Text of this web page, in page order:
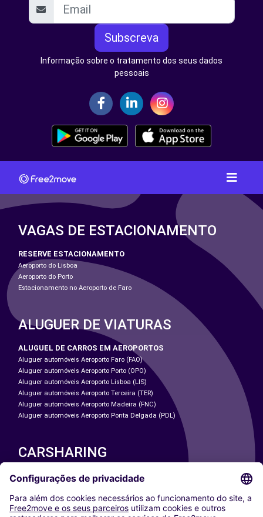
Subscreva
Informação sobre o tratamento dos seus dados
pessoais
VAGAS DE ESTACIONAMENTO
RESERVE ESTACIONAMENTO
Aeroporto do Lisboa
Aeroporto do Porto
Estacionamento no Aeroporto de Faro
ALUGUER DE VIATURAS
ALUGUEL DE CARROS EM AEROPORTOS
Aluguer automóveis Aeroporto Faro (FAO)
Aluguer automóveis Aeroporto Porto (OPO)
Aluguer automóveis Aeroporto Lisboa (LIS)
Aluguer automóveis Aeroporto Terceira (TER)
Aluguer automóveis Aeroporto Madeira (FNC)
Aluguer automóveis Aeroporto Ponta Delgada (PDL)
CARSHARING
NOSSAS CIDADES
Washington DC
Milan